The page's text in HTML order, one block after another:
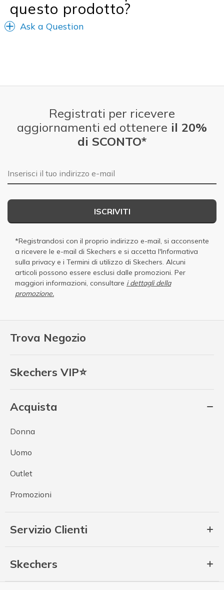
View On Shoes
I'm Really Into Shoes
questo prodotto?
Ask a Question
Trova Negozio
Skechers VIP⭐
Acquista
Donna
Uomo
Outlet
Promozioni
Servizio Clienti
Skechers
Registrati per ricevere
aggiornamenti ed ottenere il 20%
di SCONTO*
E-mail
ISCRIVITI
*Registrandosi con il proprio indirizzo e-mail, si acconsente
a ricevere le e-mail di Skechers e si accetta l'Informativa
sulla privacy e i Termini di utilizzo di Skechers. Alcuni
articoli possono essere esclusi dalle promozioni. Per
maggiori informazioni, consultare i dettagli della
promozione.